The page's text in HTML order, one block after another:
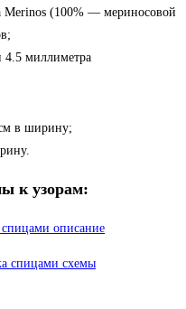
Merinos (100% — мериносовой
миллиметра
в ширину;
к узорам: